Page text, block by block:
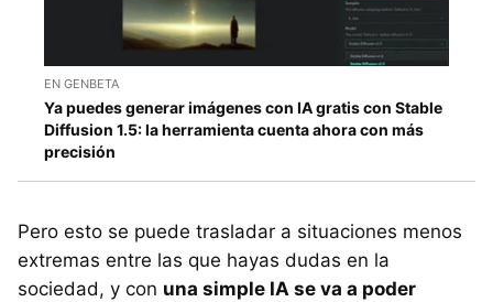
EN GENBETA
Ya puedes generar imágenes con IA gratis con Stable
Diffusion 1.5: la herramienta cuenta ahora con más
precisión
Pero esto se puede trasladar a situaciones menos
extremas entre las que hayas dudas en la
sociedad, y con una simple IA se va a poder